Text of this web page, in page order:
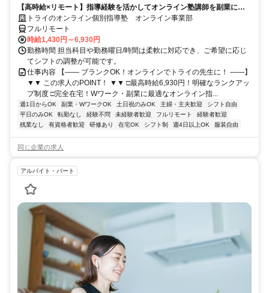
【高時給×リモート】指導経験を活かしてオンライン塾講師を副業に！
週1～OK！
トライのオンライン個別指導塾 オンライン事業部
フルリモート
時給1,430円～6,930円
勤務時間 担当科目や勤務曜日/時間は柔軟に対応でき、ご希望に応じ
てシフトの調整が可能です。
仕事内容 【―― ブランクOK！オンラインでトライの先生に！ ――】
▼▼ この求人のPOINT！ ▼▼ □最高時給6,930円！明確なランクアッ
プ制度 □完全在宅！Wワーク・副業に最適なオンライン指...
週1日からOK 副業・WワークOK 土日祝のみOK 主婦・主夫歓迎
シフト自由
平日のみOK
転勤なし 経験不問 未経験者歓迎 フルリモート
経験者歓迎
残業なし
有資格者歓迎 研修あり 在宅OK シフト制 週4日以上OK 服装自由
同じ企業の求人
アルバイト・パート